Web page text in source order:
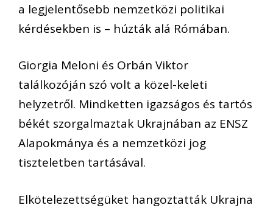
a legjelentősebb nemzetközi politikai
kérdésekben is – húzták alá Rómában.
Giorgia Meloni és Orbán Viktor
találkozóján szó volt a közel-keleti
helyzetről. Mindketten igazságos és tartós
békét szorgalmaztak Ukrajnában az ENSZ
Alapokmánya és a nemzetközi jog
tiszteletben tartásával.
Elkötelezettségüket hangoztatták Ukrajna